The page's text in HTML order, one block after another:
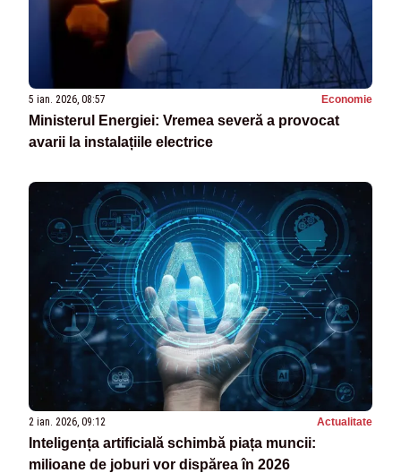
5 ian. 2026, 08:57 Economie
Ministerul Energiei: Vremea severă a provocat
avarii la instalațiile electrice
2 ian. 2026, 09:12 Actualitate
Inteligența artificială schimbă piața muncii:
milioane de joburi vor dispărea în 2026